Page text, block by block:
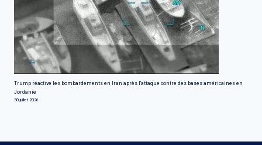
Trump réactive les bombardements en Iran après l'attaque contre des bases américaines en
Jordanie
30 juillet 2026